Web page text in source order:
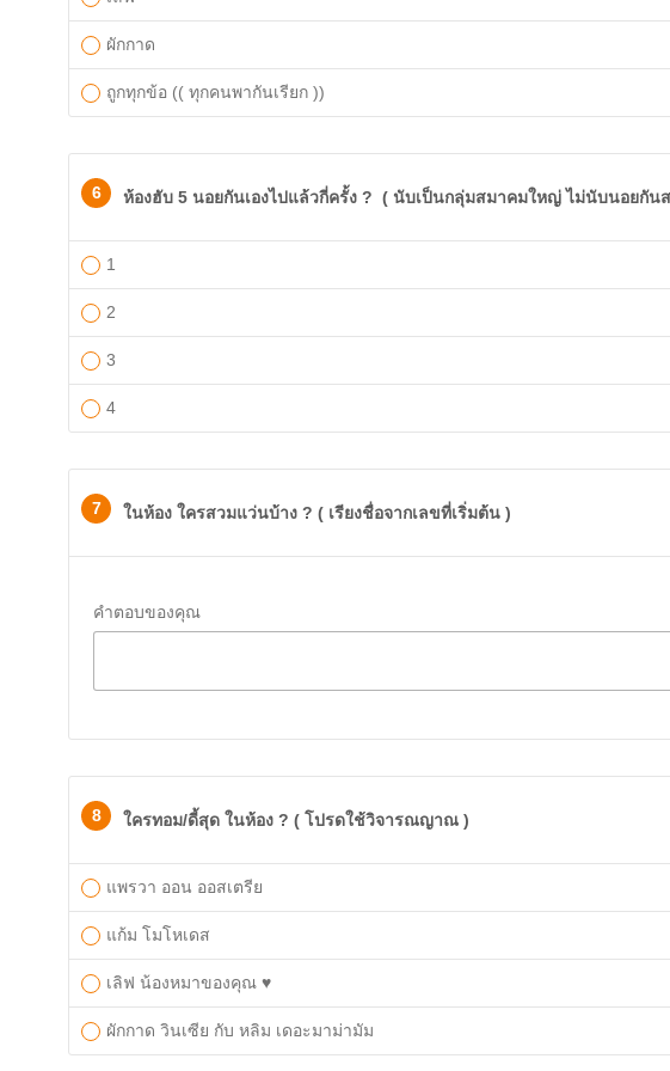
ผักกาด
ถูกทุกข้อ (( ทุกคนพากันเรียก ))
6 ห้องฮับ 5 นอยกันเองไปแล้วกี่ครั้ง ? ( นับเป็นกลุ่มสมาคมใหญ่ ไม่นับนอยกัน
1
2
3
4
7 ในห้อง ใครสวมแว่นบ้าง ? ( เรียงชื่อจากเลขที่เริ่มต้น )
คำตอบของคุณ
8 ใครทอม/ดี้สุด ในห้อง ? ( โปรดใช้วิจารณญาณ )
แพรวา ออน ออสเตรีย
แก้ม โมโหเดส
เลิฟ น้องหมาของคุณ ♥︎
ผักกาด วินเซีย กับ หลิม เดอะมาม่ามัม